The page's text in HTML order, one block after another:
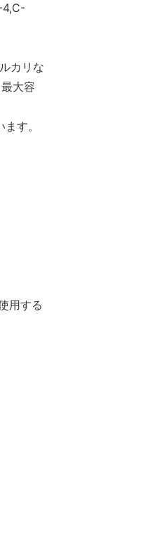
4,C-
カリな
大容
す。
⽤する